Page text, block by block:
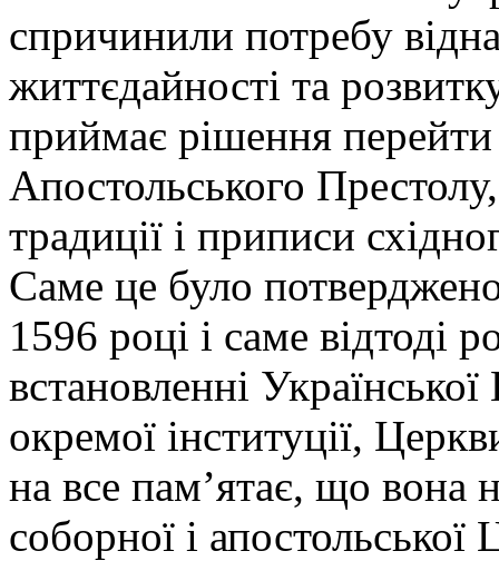
спричинили потребу
життєдайності та
приймає рішення
Апостольського
традиції і приписи
Саме це було
1596 році і саме відтоді
встановленні
окремої інституції,
на все пам’ятає, що вона
соборної і апостольської